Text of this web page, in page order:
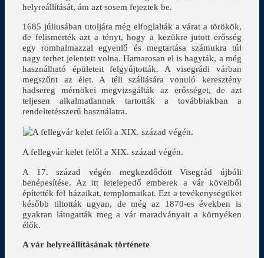
helyreállítását, ám azt sosem fejeztek be.
1685 júliusában utoljára még elfoglalták a várat a törökök,
de felismerték azt a tényt, hogy a kezükre jutott erősség
egy romhalmazzal egyenlő és megtartása számukra túl
nagy terhet jelentett volna. Hamarosan el is hagyták, a még
használható épületeit felgyújtották. A visegrádi várban
megszűnt az élet. A téli szállására vonuló keresztény
hadsereg mérnökei megvizsgálták az erősséget, de azt
teljesen alkalmatlannak tartották a továbbiakban a
rendeltetésszerű használatra.
A fellegvár kelet felől a XIX. század végén.
A 17. század végén megkezdődött Visegrád újbóli
benépesítése. Az itt letelepedő emberek a vár köveiből
építették fel házaikat, templomaikat. Ezt a tevékenységüket
később tiltották ugyan, de még az 1870-es években is
gyakran látogatták meg a vár maradványait a környéken
élők.
A vár helyreállításának története